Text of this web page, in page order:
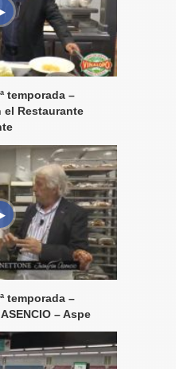
temporada –
el Restaurante
temporada –
– Aspe